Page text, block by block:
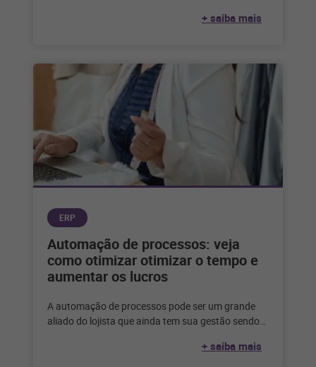
+ saiba mais
ERP
Automação de processos: veja
como otimizar otimizar o tempo e
aumentar os lucros
A automação de processos pode ser um grande
aliado do lojista que ainda tem sua gestão sendo
+ saiba mais